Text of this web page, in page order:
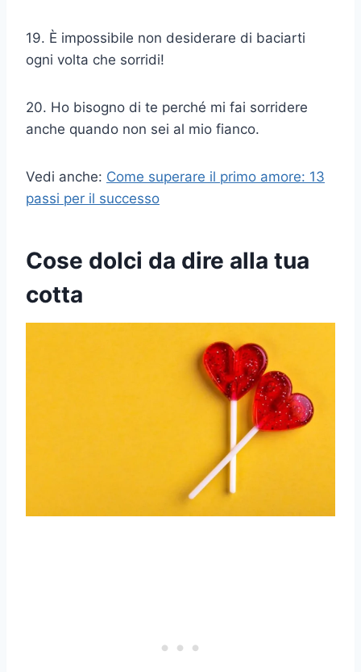
19. È impossibile non desiderare di baciarti
ogni volta che sorridi!
20. Ho bisogno di te perché mi fai sorridere
anche quando non sei al mio fianco.
Vedi anche: Come superare il primo amore: 13
passi per il successo
Cose dolci da dire alla tua
cotta